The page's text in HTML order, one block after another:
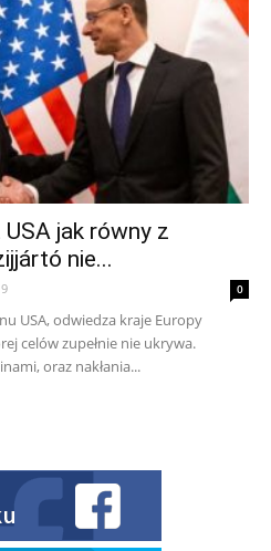
jak równy z
nie...
0
USA, odwiedza kraje Europy
celów zupełnie nie ukrywa.
oraz nakłania...